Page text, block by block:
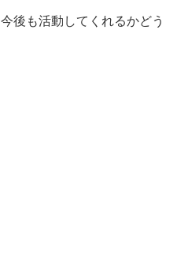
今後も活動してくれるかどう